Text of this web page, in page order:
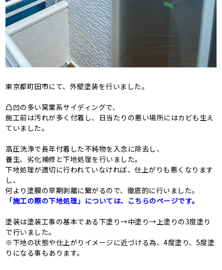
東京都町田市にて、外壁塗装を行いました。
凸凹の多い窯業系サイディングで、
施工前は汚れが多く付着し、日当たりの悪い場所にはカビも生え
ていました。
高圧洗浄で長年付着した不純物を入念に除去し、
養生、劣化補修と下地処理を行いました。
下地処理が適切に行われていなければ、仕上がりも悪くなります
し、
何より塗膜の早期剥離に繋がるので、徹底的に行いました。
「施工の際の下地処理」については、こちらのページです。
塗装は塗装工事の基本である下塗り→中塗り→上塗りの3度塗り
で行いました。
※下地の状態や仕上がりイメージに近づける為、4度塗り、5度塗
りになる事もあります。